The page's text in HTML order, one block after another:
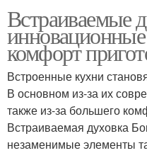
доме
Встраиваемые
комфорт
Встроенные кухни
В основном из-за их
также из-за большего
Встраиваемая духовка
незаменимые элементы